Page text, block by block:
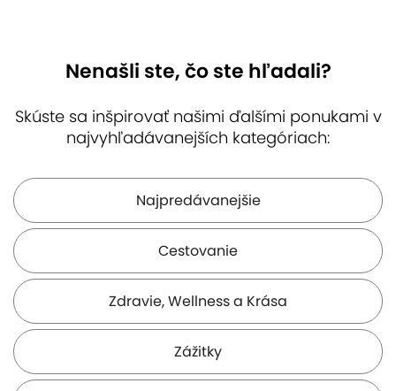
Múzeum
ZOO v Krakove
Soľná baňa
Hrad Tenczyn Hrad Wołek
( 27 km )
Dinopark
Nenašli ste, čo ste hľadali?
Skúste sa inšpirovať našimi ďalšími ponukami v
najvyhľadávanejších kategóriach:
Najpredávanejšie
Cestovanie
Zdravie, Wellness a Krása
Zážitky